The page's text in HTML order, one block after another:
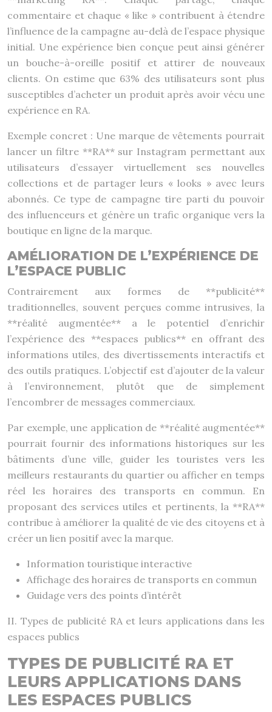
commentaire et chaque « like » contribuent à étendre
l’influence de la campagne au-delà de l’espace physique
initial. Une expérience bien conçue peut ainsi générer
un bouche-à-oreille positif et attirer de nouveaux
clients. On estime que 63% des utilisateurs sont plus
susceptibles d’acheter un produit après avoir vécu une
expérience en RA.
Exemple concret : Une marque de vêtements pourrait
lancer un filtre **RA** sur Instagram permettant aux
utilisateurs d’essayer virtuellement ses nouvelles
collections et de partager leurs « looks » avec leurs
abonnés. Ce type de campagne tire parti du pouvoir
des influenceurs et génère un trafic organique vers la
boutique en ligne de la marque.
AMÉLIORATION DE L’EXPÉRIENCE DE
L’ESPACE PUBLIC
Contrairement aux formes de **publicité**
traditionnelles, souvent perçues comme intrusives, la
**réalité augmentée** a le potentiel d’enrichir
l’expérience des **espaces publics** en offrant des
informations utiles, des divertissements interactifs et
des outils pratiques. L’objectif est d’ajouter de la valeur
à l’environnement, plutôt que de simplement
l’encombrer de messages commerciaux.
Par exemple, une application de **réalité augmentée**
pourrait fournir des informations historiques sur les
bâtiments d’une ville, guider les touristes vers les
meilleurs restaurants du quartier ou afficher en temps
réel les horaires des transports en commun. En
proposant des services utiles et pertinents, la **RA**
contribue à améliorer la qualité de vie des citoyens et à
créer un lien positif avec la marque.
Information touristique interactive
Affichage des horaires de transports en commun
Guidage vers des points d’intérêt
II. Types de publicité RA et leurs applications dans les
espaces publics
TYPES DE PUBLICITÉ RA ET
LEURS APPLICATIONS DANS
LES ESPACES PUBLICS